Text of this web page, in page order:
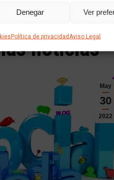
Denegar Ver
Política de privacidad Aviso Legal
noticias
May
30
2022